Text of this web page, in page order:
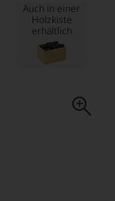
Auch in einer
Holzkiste
erhältlich